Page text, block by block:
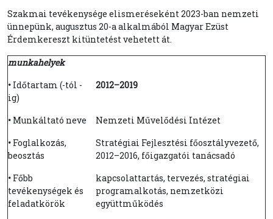
Szakmai tevékenysége elismeréseként 2023-ban nemzeti
ünnepünk, augusztus 20-a alkalmából Magyar Ezüst
Érdemkereszt kitüntetést vehetett át.
munkahelyek
• Időtartam (-tól -
ig)
2012–2019
• Munkáltató neve
Nemzeti Művelődési Intézet
• Foglalkozás,
beosztás
Stratégiai Fejlesztési főosztályvezető,
2012–2016, főigazgatói tanácsadó
• Főbb
tevékenységek és
feladatkörök
kapcsolattartás, tervezés, stratégiai
programalkotás, nemzetközi
együttműködés